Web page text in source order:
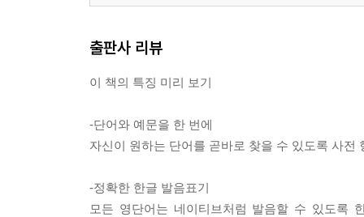
출판사 리뷰
이 책의 특징 미리 보기
-단어와 예문을 한 번에
자신이 원하는 단어를 곧바로 찾을 수 있도록 사
-정확한 한글 발음표기
모든 영단어는 네이티브처럼 발음할 수 있도록